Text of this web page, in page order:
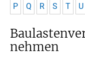
P
Q R S T U
nehmen